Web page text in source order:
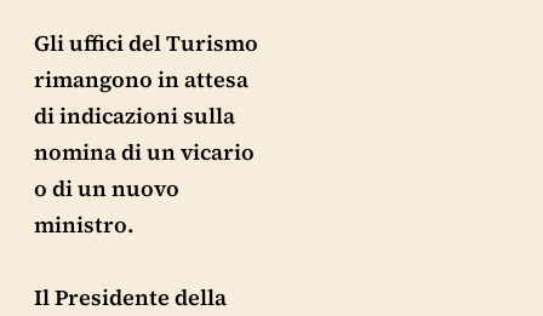
Gli uffici del Turismo
rimangono in attesa
di indicazioni sulla
nomina di un vicario
o di un nuovo
ministro.
Il Presidente della